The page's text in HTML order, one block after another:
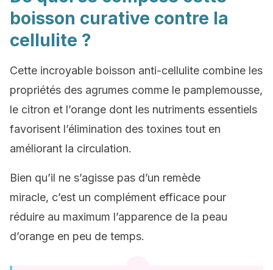
boisson curative contre la
cellulite ?
Cette incroyable boisson anti-cellulite combine les
propriétés des agrumes comme le pamplemousse,
le citron et l’orange dont les nutriments essentiels
favorisent l’élimination des toxines tout en
améliorant la circulation.
Bien qu’il ne s’agisse pas d’un remède
miracle, c’est un complément efficace pour
réduire au maximum l’apparence de la peau
d’orange en peu de temps.